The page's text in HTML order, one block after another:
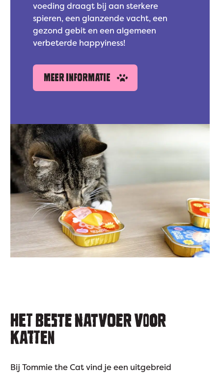
voeding draagt bij aan sterkere
spieren, een glanzende vacht, een
gezond gebit en een algemeen
verbeterde happyiness!
MEER INFORMATIE
HET BESTE NATVOER VOOR
KATTEN
Bij Tommie the Cat vind je een uitgebreid